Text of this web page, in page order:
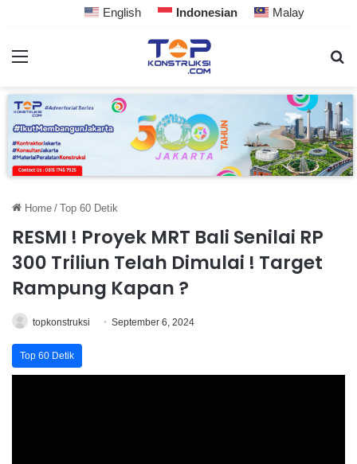
English Indonesian Malay
Home / Top 60 Detik
RESMI ! Proyek MRT Bali Senilai RP
300 Triliun Telah Dimulai ! Target
Rampung Kapan ?
topkonstruksi September 6, 2024
Top 60 Detik